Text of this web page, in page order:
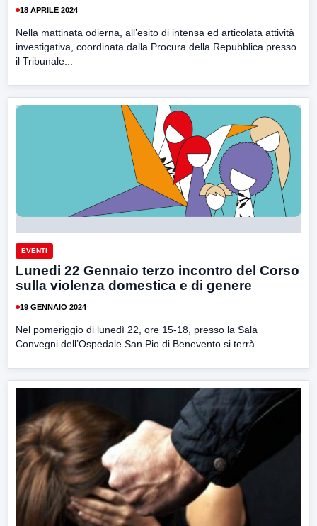
18 APRILE 2024
Nella mattinata odierna, all’esito di intensa ed articolata attività
investigativa, coordinata dalla Procura della Repubblica presso
il Tribunale...
EVENTI
Lunedi 22 Gennaio terzo incontro del Corso
sulla violenza domestica e di genere
19 GENNAIO 2024
Nel pomeriggio di lunedì 22, ore 15-18, presso la Sala
Convegni dell’Ospedale San Pio di Benevento si terrà...